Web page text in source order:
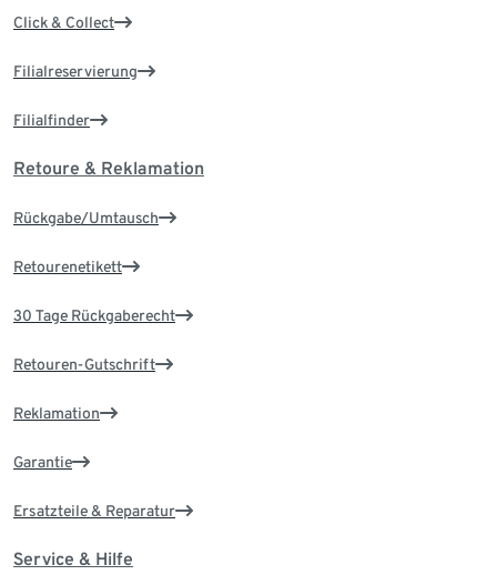
Click & Collect
Filialreservierung
Filialfinder
Retoure & Reklamation
Rückgabe/Umtausch
Retourenetikett
30 Tage Rückgaberecht
Retouren-Gutschrift
Reklamation
Garantie
Ersatzteile & Reparatur
Service & Hilfe